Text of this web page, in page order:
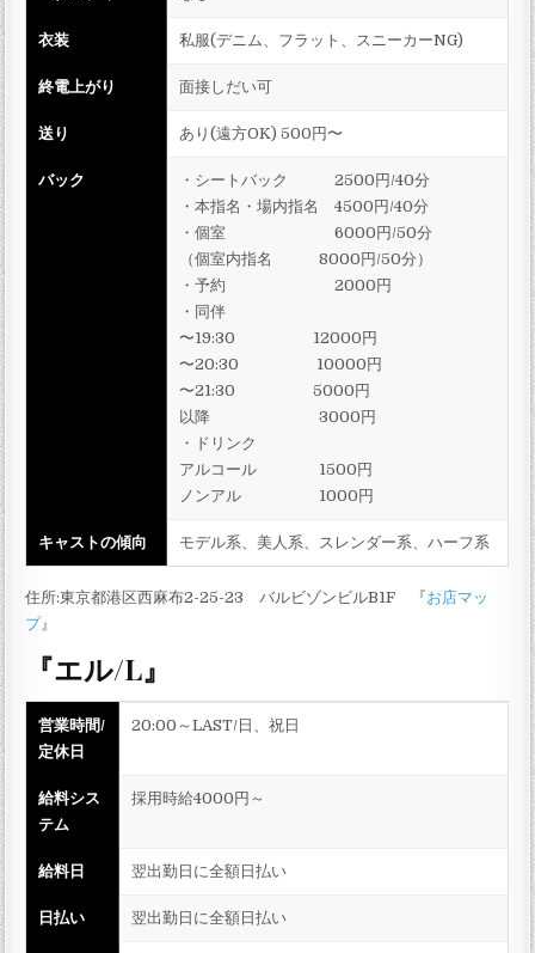
衣装 私服(デニム、フラット、スニーカーNG)
終電上がり 面接しだい可
送り あり(遠方OK) 500円〜
バック
・シートバック 2500円/40分
・本指名・場内指名 4500円/40分
・個室 6000円/50分
（個室内指名 8000円/50分）
・予約 2000円
・同伴
〜19:30 12000円
〜20:30 10000円
〜21:30 5000円
以降 3000円
・ドリンク
アルコール 1500円
ノンアル 1000円
キャストの傾向 モデル系、美人系、スレンダー系、ハーフ系
住所:東京都港区西麻布2-25-23 バルビゾンビルB1F 『お店マッ
プ』
『エル/L』
営業時間/
定休日
20:00～LAST/日、祝日
給料シス
テム
採用時給4000円～
給料日 翌出勤日に全額日払い
日払い 翌出勤日に全額日払い